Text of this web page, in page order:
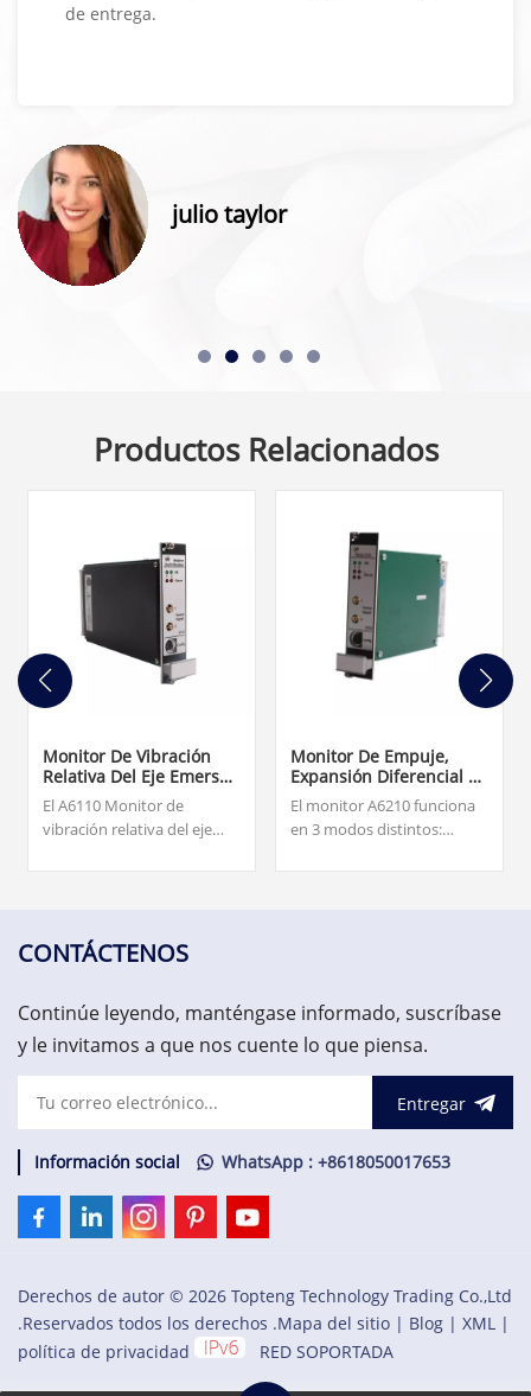
de entrega.
julio taylor
Productos Relacionados
Monitor De Vibración
Relativa Del Eje Emerson
A6110
El A6110 Monitor de
vibración relativa del eje
de la maquinaria AMS 6500
diseñado para brindar una
la maquinaria rotativa más
crítica de la planta.
Monitor De Empuje,
Expansión Diferencial Y
Caída De Varilla De
Doble Canal Emerson
A6210
El monitor A6210 funciona
en 3 modos distintos:
expansión diferencial o
CONTÁCTENOS
Continúe leyendo, manténgase informado, suscríbase
y le invitamos a que nos cuente lo que piensa.
Entregar
Información social WhatsApp : +8618050017653
Derechos de autor © 2026 Topteng Technology Trading Co.,Ltd
.Reservados todos los derechos .Mapa del sitio | Blog | XML |
política de privacidad
RED SOPORTADA